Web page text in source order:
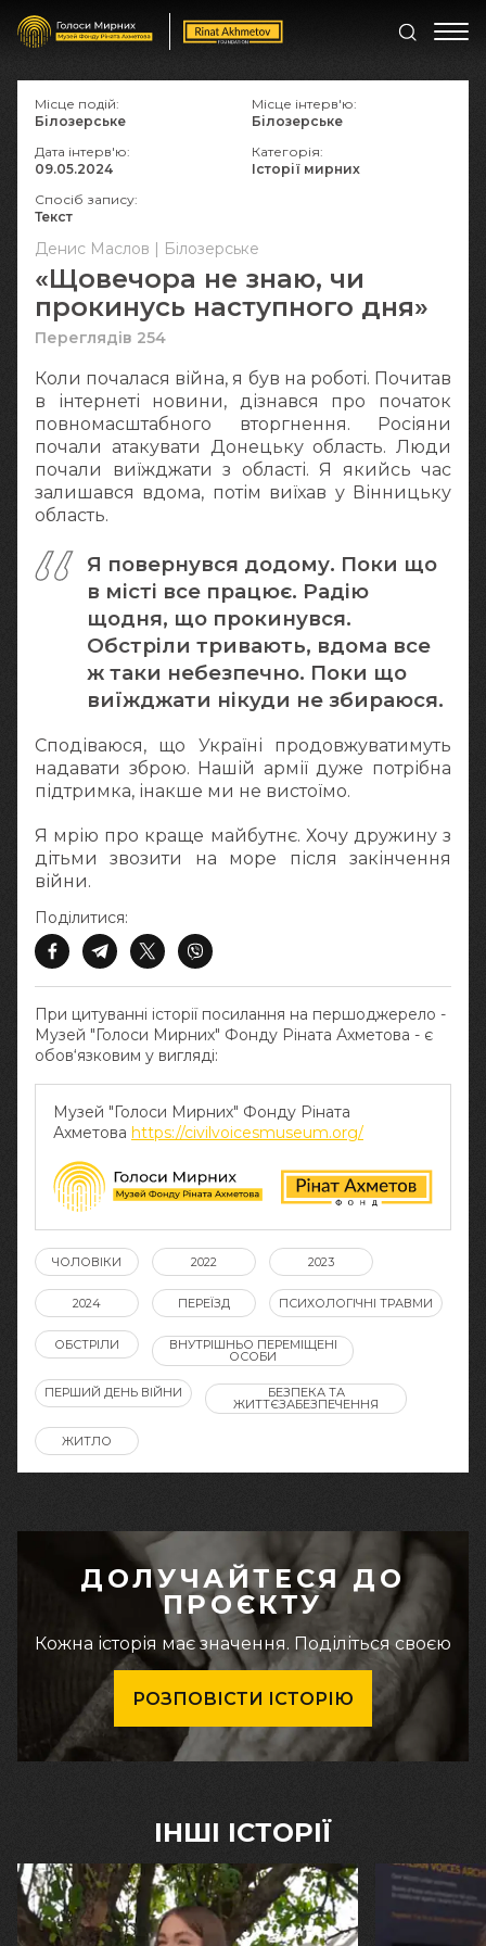
Денис Маслов | Білозерське
«Щовечора не знаю, чи
прокинусь наступного дня»
Переглядів 254
Коли почалася війна, я був на роботі. Почитав
в інтернеті новини, дізнався про початок
повномасштабного вторгнення. Росіяни
почали атакувати Донецьку область. Люди
почали виїжджати з області. Я якийсь час
залишався вдома, потім виїхав у Вінницьку
область.
Я повернувся додому. Поки що
в місті все працює. Радію
щодня, що прокинувся.
Обстріли тривають, вдома все
ж таки небезпечно. Поки що
виїжджати нікуди не збираюся.
Сподіваюся, що Україні продовжуватимуть
надавати зброю. Нашій армії дуже потрібна
підтримка, інакше ми не вистоїмо.
Я мрію про краще майбутнє. Хочу дружину з
дітьми звозити на море після закінчення
війни.
При цитуванні історії посилання на першоджерело -
Музей "Голоси Мирних" Фонду Ріната Ахметова - є
обов‘язковим у вигляді:
Музей "Голоси Мирних" Фонду Ріната
Ахметова https://civilvoicesmuseum.org/
Поділитися:
Місце подій:
Білозерське
Місце інтерв'ю:
Білозерське
Дата інтерв'ю:
09.05.2024
Категорія:
Історії мирних
Спосіб запису:
Текст
ЧОЛОВІКИ 2022 2023
2024 ПЕРЕЇЗД ПСИХОЛОГІЧНІ ТРАВМИ
ОБСТРІЛИ ВНУТРІШНЬО ПЕРЕМІЩЕНІ
ОСОБИ
ПЕРШИЙ ДЕНЬ ВІЙНИ БЕЗПЕКА ТА
ЖИТТЄЗАБЕЗПЕЧЕННЯ
ЖИТЛО
ДОЛУЧАЙТЕСЯ ДО
ПРОЄКТУ
Кожна історія має значення. Поділіться своєю
РОЗПОВІСТИ ІСТОРІЮ
ІНШІ ІСТОРІЇ